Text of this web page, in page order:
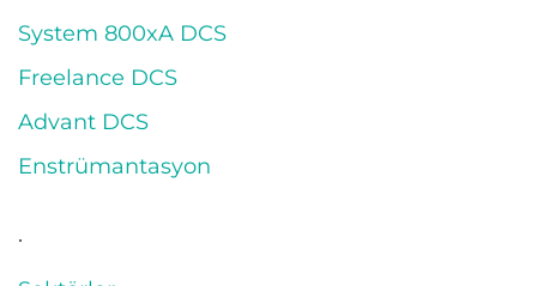
System 800xA DCS
Freelance DCS
Advant DCS
Enstrümantasyon
.